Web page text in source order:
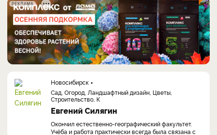
РЕКЛАМА
Новосибирск
Сад, Огород, Ландшафтный дизайн, Цветы,
Строительство, К
Евгений Силягин
Окончил естественно-географический факультет.
Учёба и работа практически всегда была связана с